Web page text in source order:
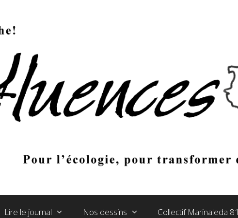
Lire le journal Nos dessins Collectif Marinaleda 81